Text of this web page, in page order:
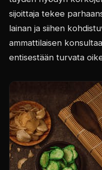
sijoittaja tekee
lainan ja siihen
ammattilaisen
entisestään turvata